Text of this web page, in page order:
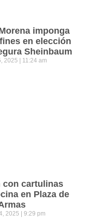
imponga
en elección
Sheinbaum
2025 11:24 am
con cartulinas
en Plaza de
2025 9:29 pm